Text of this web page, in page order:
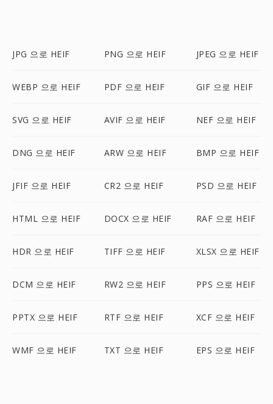
JPG 으로 HEIF PNG 으로 HEIF JPEG 으로 HEIF
WEBP 으로 HEIF PDF 으로 HEIF GIF 으로 HEIF
SVG 으로 HEIF AVIF 으로 HEIF NEF 으로 HEIF
DNG 으로 HEIF ARW 으로 HEIF BMP 으로 HEIF
JFIF 으로 HEIF CR2 으로 HEIF PSD 으로 HEIF
HTML 으로 HEIF DOCX 으로 HEIF RAF 으로 HEIF
HDR 으로 HEIF TIFF 으로 HEIF XLSX 으로 HEIF
DCM 으로 HEIF RW2 으로 HEIF PPS 으로 HEIF
PPTX 으로 HEIF RTF 으로 HEIF XCF 으로 HEIF
WMF 으로 HEIF TXT 으로 HEIF EPS 으로 HEIF